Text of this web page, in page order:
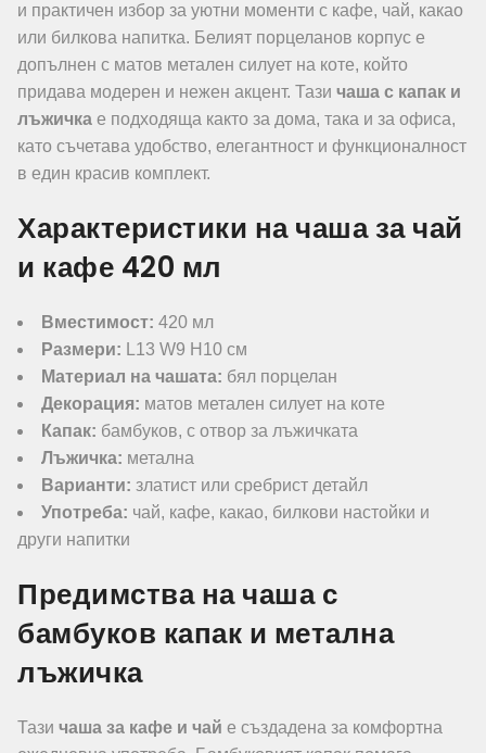
и практичен избор за уютни моменти с кафе, чай, какао
или билкова напитка. Белият порцеланов корпус е
допълнен с матов метален силует на коте, който
придава модерен и нежен акцент. Тази чаша с капак и
лъжичка е подходяща както за дома, така и за офиса,
като съчетава удобство, елегантност и функционалност
в един красив комплект.
Характеристики на чаша за чай
и кафе 420 мл
Вместимост: 420 мл
Размери: L13 W9 H10 см
Материал на чашата: бял порцелан
Декорация: матов метален силует на коте
Капак: бамбуков, с отвор за лъжичката
Лъжичка: метална
Варианти: златист или сребрист детайл
Употреба: чай, кафе, какао, билкови настойки и
други напитки
Предимства на чаша с
бамбуков капак и метална
лъжичка
Тази чаша за кафе и чай е създадена за комфортна